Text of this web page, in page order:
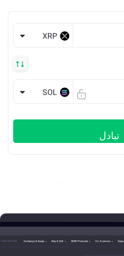
XRP
SOL
تبادل